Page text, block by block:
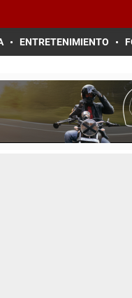
ENTRETENIMIENTO